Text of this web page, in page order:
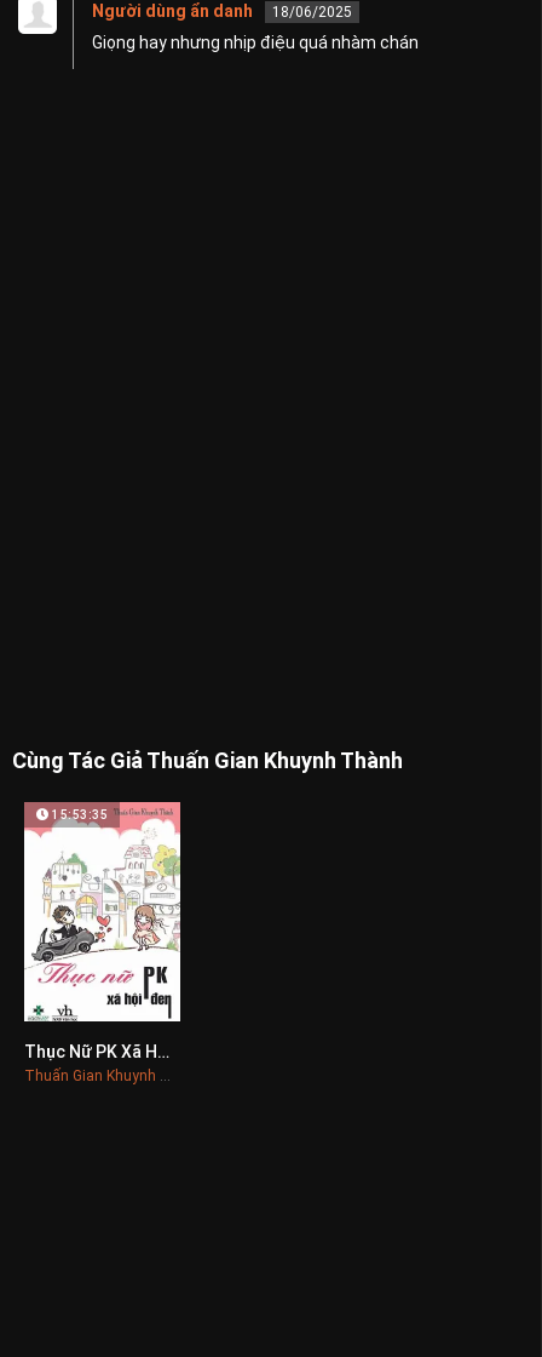
Người dùng ẩn danh 18/06/2025
Giọng hay nhưng nhịp điệu quá nhàm chán
Cùng Tác Giả Thuấn Gian Khuynh Thành
0
15:53:35
Thục Nữ PK Xã Hội Đen